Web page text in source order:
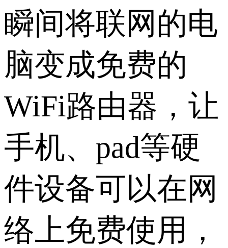
瞬间将联网的电
脑变成免费的
WiFi路由器，让
手机、pad等硬
件设备可以在网
络上免费使用，